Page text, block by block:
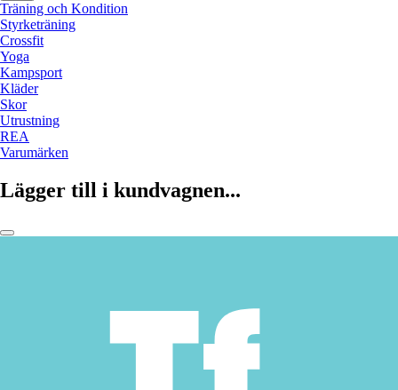
Träning och Kondition
Styrketräning
Crossfit
Yoga
Kampsport
Kläder
Skor
Utrustning
REA
Varumärken
Lägger till i kundvagnen...